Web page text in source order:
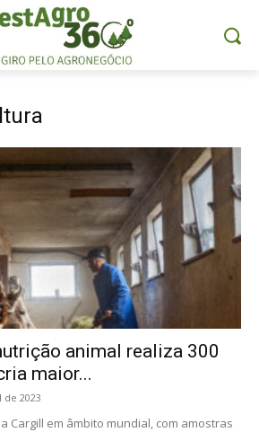
animal realiza 300
maior...
2023
Cargill em âmbito mundial, com amostras